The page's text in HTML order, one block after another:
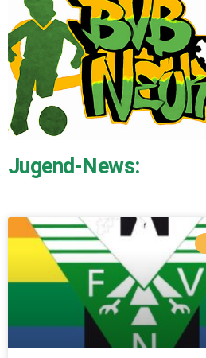
Jugend-News: